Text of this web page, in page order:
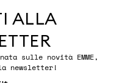
ALLA
sulle novità EMME,
newsletter!